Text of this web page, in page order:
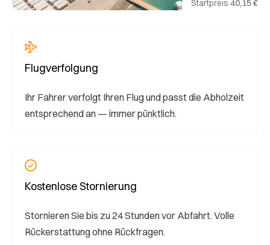
Startpreis 40,15 €
Flugverfolgung
Ihr Fahrer verfolgt Ihren Flug und passt die Abholzeit
entsprechend an — immer pünktlich.
Kostenlose Stornierung
Stornieren Sie bis zu 24 Stunden vor Abfahrt. Volle
Rückerstattung ohne Rückfragen.